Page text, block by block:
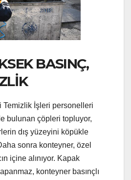
BASINÇ,
Temizlik İşleri personelleri
bulunan çöpleri topluyor,
dış yüzeyini köpükle
sonra konteyner, özel
içine alınıyor. Kapak
konteyner basınçlı